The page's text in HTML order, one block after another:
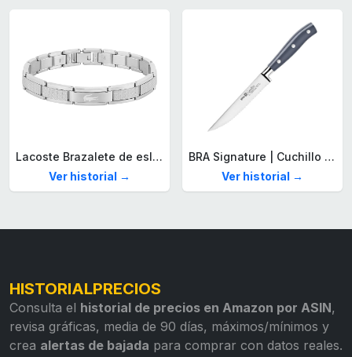
Lacoste Brazalete de eslabón para Hombre Colección STENCIL de Acero inoxidable
Ver historial →
BRA Signature | Cuchillo tomatero 120 mm, Acero Inoxidable alemán forjado con Molibdeno Vanadio, Mango Remachado ABS, Diseño Ergonómico, Hoja 1,6 mm espesor
Ver historial →
HISTORIALPRECIOS
Consulta el historial de precios en Amazon por ASIN,
revisa gráficas, media de 90 días, máximos/mínimos y
crea alertas de bajada para comprar con datos reales.